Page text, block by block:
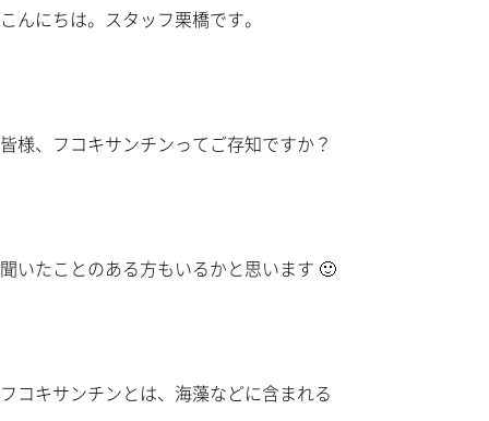
こんにちは。スタッフ栗橋です。
皆様、フコキサンチンってご存知ですか？
聞いたことのある方もいるかと思います 🙂
フコキサンチンとは、海藻などに含まれる